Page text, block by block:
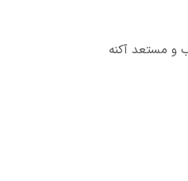
و مستعد آکنه